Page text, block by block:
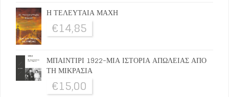
Η ΤΕΛΕΥΤΑΙΑ ΜΑΧΗ
€14,85
ΜΠΑΙΝΤΙΡΙ 1922-ΜΙΑ ΙΣΤΟΡΙΑ ΑΠΩΛΕΙΑΣ ΑΠΟ
ΤΗ ΜΙΚΡΑΣΙΑ
€15,00